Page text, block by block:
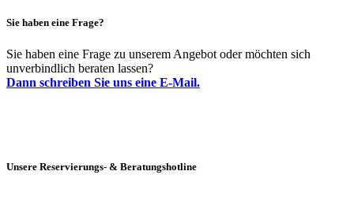
Sie haben eine Frage?
Sie haben eine Frage zu unserem Angebot oder möchten sich
unverbindlich beraten lassen?
Dann schreiben Sie uns eine E-Mail.
Unsere Reservierungs- & Beratungshotline